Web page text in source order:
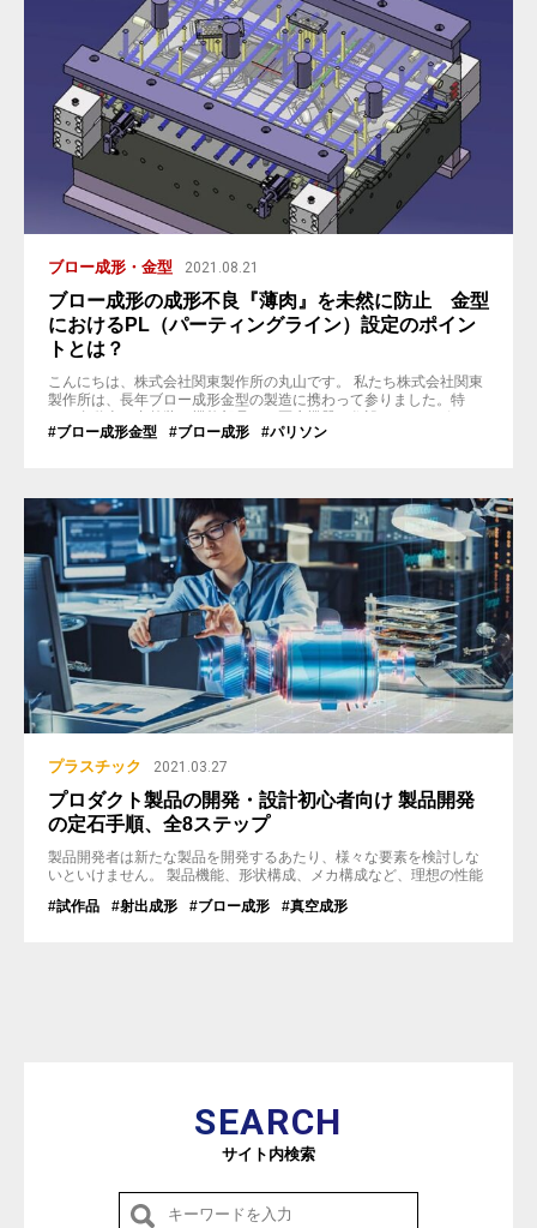
ブロー成形・金型 2021.08.21
ブロー成形の成形不良『薄肉』を未然に防止 金型
におけるPL（パーティングライン）設定のポイン
トとは？
こんにちは、株式会社関東製作所の丸山です。 私たち株式会社関東
製作所は、長年ブロー成形金型の製造に携わって参りました。特
分野にて実績があります。 そこで今回は、ブロー成形金型を設計す
#ブロー成形金型 #ブロー成形 #パリソン
プラスチック 2021.03.27
プロダクト製品の開発・設計初心者向け 製品開発
の定石手順、全8ステップ
製品開発者は新たな製品を開発するあたり、様々な要素を検討しな
いといけません。 製品機能、形状構成、メカ構成など、理想の性能
え、ようやく理想の製品として日の目を見ます。 何もないところか
#試作品 #射出成形 #ブロー成形 #真空成形
SEARCH
サイト内検索